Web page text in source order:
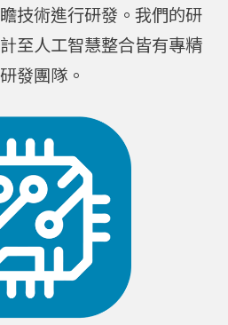
技術進行研發。我們的研
至人工智慧整合皆有專精
發團隊。